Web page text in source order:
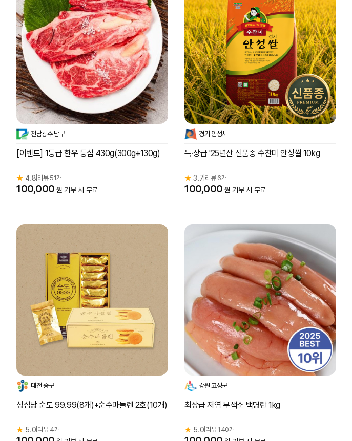
전남광주 남구
[이벤트] 1등급 한우 등심 430g(300g+130g)
★ 4.8 리뷰 51개
100,000 원 기부 시 무료
경기 안성시
특·상급 '25년산 신품종 수찬미 안성쌀 10kg
★ 3.7 리뷰 6개
100,000 원 기부 시 무료
대전 중구
성심당 순도 99.99(8개)+순수마들렌 2호(10개)
★ 5.0 리뷰 4개
강원 고성군
최상급 저염 무색소 백명란 1kg
★ 5.0 리뷰 140개